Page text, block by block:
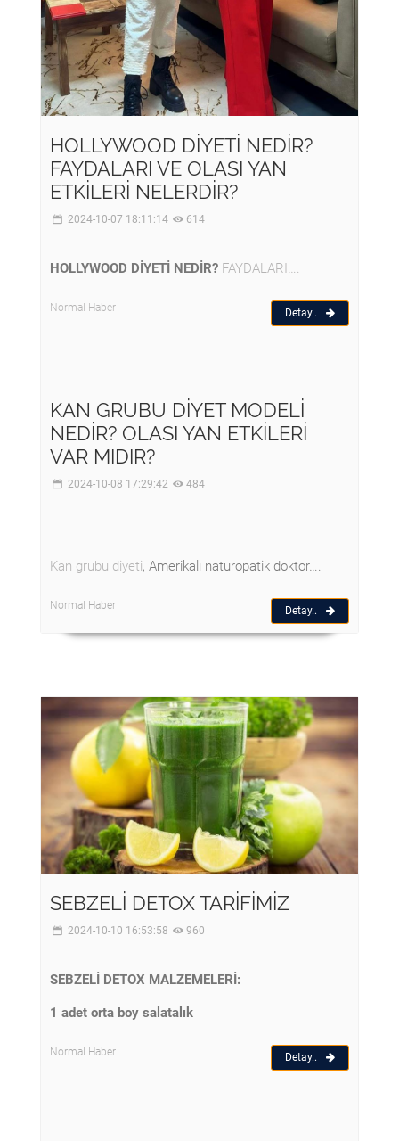
HOLLYWOOD DİYETİ NEDİR?
FAYDALARI VE OLASI YAN
ETKİLERİ NELERDİR?
2024-10-07 18:11:14 614
HOLLYWOOD DİYETİ NEDİR? FAYDALARI….
Normal Haber Detay..
KAN GRUBU DİYET MODELİ
NEDİR? OLASI YAN ETKİLERİ
VAR MIDIR?
2024-10-08 17:29:42 484
Kan grubu diyeti, Amerikalı naturopatik doktor….
Normal Haber Detay..
SEBZELİ DETOX TARİFİMİZ
2024-10-10 16:53:58 960
SEBZELİ DETOX MALZEMELERİ:
1 adet orta boy salatalık
Normal Haber Detay..